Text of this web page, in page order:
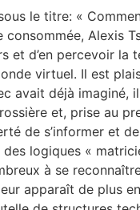
le titre: «
Alexis
et d’en percevoir
virtuel. Il est
avait déjà
et, prise au
de s’informer et
logiques «
à se
apparaît de plus